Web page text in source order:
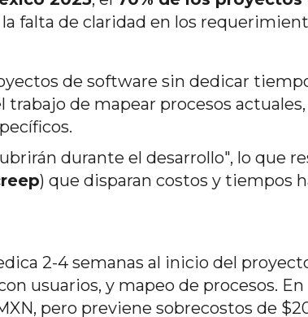
falta de claridad en los
de software sin dedicar
trabajo de mapear procesos
durante el desarrollo", lo que
) que disparan costos y tiempos
2-4 semanas al inicio del
usuarios, y mapeo de procesos.
pero previene sobrecostos de